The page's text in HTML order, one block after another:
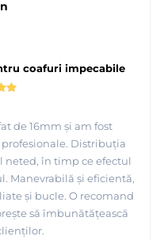
coafuri impecabile
de 16mm și am fost
Distribuția
neted, în timp ce efectul
Manevrabilă și eficientă,
și bucle. O recomand
să îmbunătățească